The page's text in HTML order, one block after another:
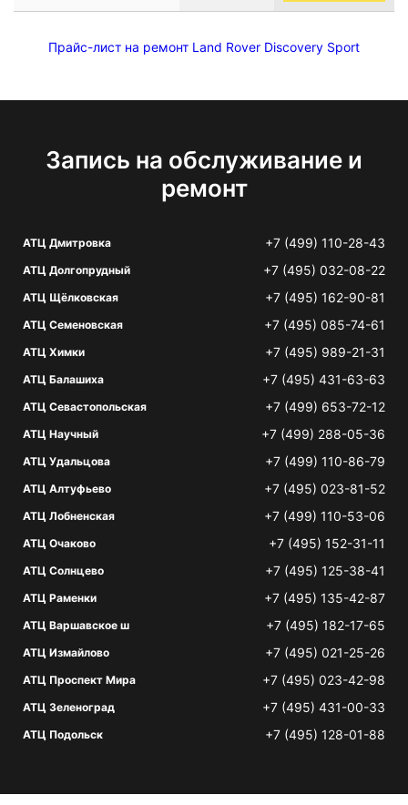
Прайс-лист на ремонт Land Rover Discovery Sport
Запись на обслуживание и
ремонт
АТЦ Дмитровка +7 (499) 110-28-43
АТЦ Долгопрудный +7 (495) 032-08-22
АТЦ Щёлковская +7 (495) 162-90-81
АТЦ Семеновская +7 (495) 085-74-61
АТЦ Химки +7 (495) 989-21-31
АТЦ Балашиха +7 (495) 431-63-63
АТЦ Севастопольская +7 (499) 653-72-12
АТЦ Научный +7 (499) 288-05-36
АТЦ Удальцова +7 (499) 110-86-79
АТЦ Алтуфьево +7 (495) 023-81-52
АТЦ Лобненская +7 (499) 110-53-06
АТЦ Очаково +7 (495) 152-31-11
АТЦ Солнцево +7 (495) 125-38-41
АТЦ Раменки +7 (495) 135-42-87
АТЦ Варшавское ш +7 (495) 182-17-65
АТЦ Измайлово +7 (495) 021-25-26
АТЦ Проспект Мира +7 (495) 023-42-98
АТЦ Зеленоград +7 (495) 431-00-33
АТЦ Подольск +7 (495) 128-01-88